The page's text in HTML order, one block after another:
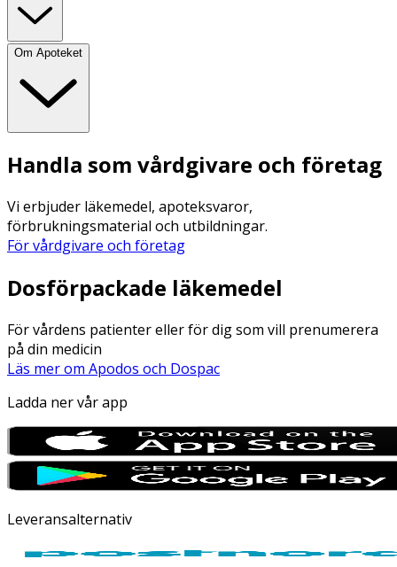
Om Apoteket
Handla som vårdgivare och företag
Vi erbjuder läkemedel, apoteksvaror,
förbrukningsmaterial och utbildningar.
För vårdgivare och företag
Dosförpackade läkemedel
För vårdens patienter eller för dig som vill prenumerera
på din medicin
Läs mer om Apodos och Dospac
Ladda ner vår app
Leveransalternativ